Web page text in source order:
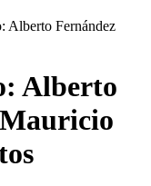
Alberto Fernández
Alberto